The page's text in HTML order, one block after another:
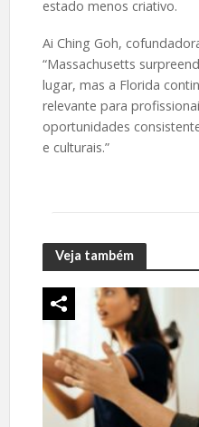
estado menos criativo.
Ai Ching Goh,
“Massachusetts
lugar, mas a Florida
relevante para
oportunidades
e culturais.”
Veja também